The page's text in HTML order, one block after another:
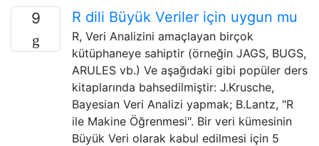
9 R dili Büyük Veriler için uygun mu
R, Veri Analizini amaçlayan birçok
kütüphaneye sahiptir (örneğin JAGS, BUGS,
ARULES vb.) Ve aşağıdaki gibi popüler ders
kitaplarında bahsedilmiştir: J.Krusche,
Bayesian Veri Analizi yapmak; B.Lantz, "R
ile Makine Öğrenmesi". Bir veri kümesinin
Büyük Veri olarak kabul edilmesi için 5